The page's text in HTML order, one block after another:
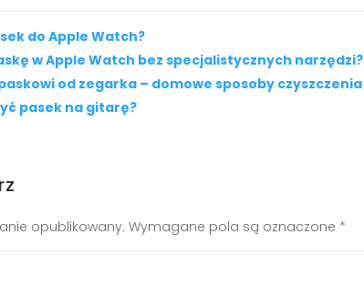
do Apple Watch?
w Apple Watch bez specjalistycznych narzędzi?
od zegarka – domowe sposoby czyszczenia
pasek na gitarę?
opublikowany. Wymagane pola są oznaczone *